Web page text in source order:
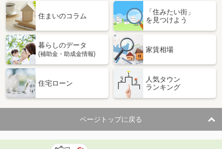
住まいのコラム
「住みたい街」
を見つけよう
暮らしのデータ
(補助金・助成金情報)
家賃相場
住宅ローン
人気タウン
ランキング
ページトップに戻る